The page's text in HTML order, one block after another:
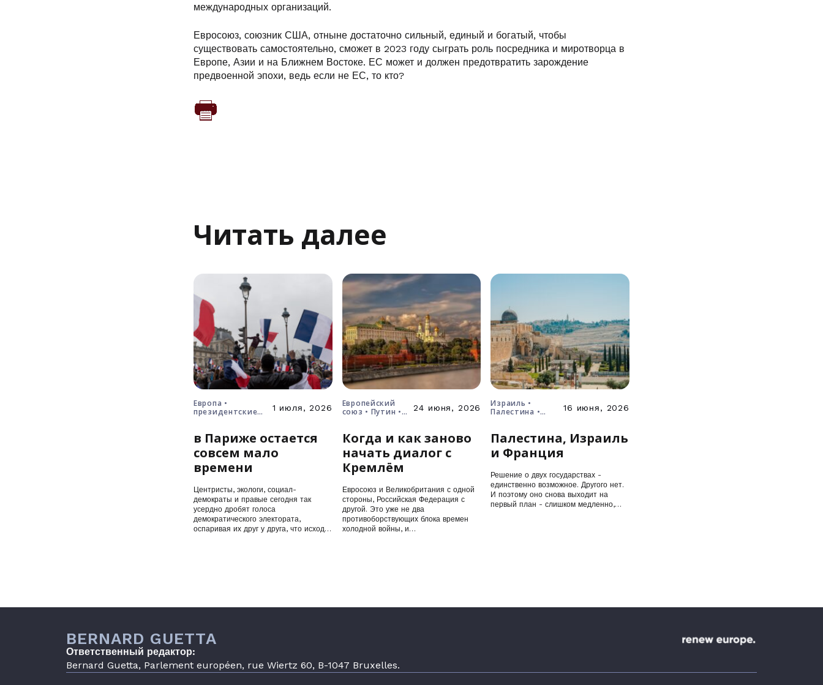
международных организаций.
Евросоюз, союзник США, отныне достаточно сильный, единый и богатый, чтобы
существовать самостоятельно, сможет в 2023 году сыграть роль посредника и миротворца в
Европе, Азии и на Ближнем Востоке. ЕС может и должен предотвратить зарождение
предвоенной эпохи, ведь если не ЕС, то кто?
Читать далее
Европа •
президентские
1 июля, 2026
в Париже остается
совсем мало
времени
Центристы, экологи, социал-
демократы и правые сегодня так
усердно дробят голоса
демократического электората,
оспаривая их друг у друга, что исход
Европейский
союз • Путин •
24 июня, 2026
Когда и как заново
начать диалог с
Кремлём
Евросоюз и Великобритания с одной
стороны, Российская Федерация с
другой. Это уже не два
противоборствующих блока времен
холодной войны, и…
Израиль •
Палестина •
16 июня, 2026
Палестина, Израиль
и Франция
Решение о двух государствах -
единственно возможное. Другого нет.
И поэтому оно снова выходит на
первый план - слишком медленно,…
BERNARD GUETTA
Ответственный редактор:
Bernard Guetta, Parlement européen, rue Wiertz 60, B-1047 Bruxelles.